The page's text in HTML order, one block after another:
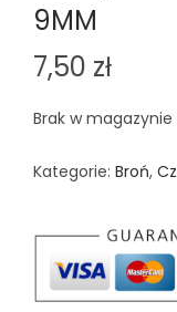
9MM
7,50 zł
Brak w magazynie
Kategorie: Broń,